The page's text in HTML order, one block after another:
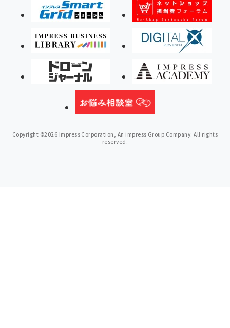
Copyright ©2026 Impress Corporation, An impress Group Company. All rights
reserved.